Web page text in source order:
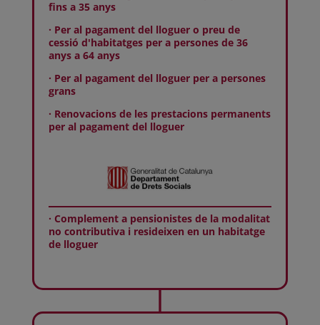
fins a 35 anys
· Per al pagament del lloguer o preu de
cessió d'habitatges per a persones de 36
anys a 64 anys
· Per al pagament del lloguer per a persones
grans
· Renovacions de les prestacions permanents
per al pagament del lloguer
· Complement a pensionistes de la modalitat
no contributiva i resideixen en un habitatge
de lloguer